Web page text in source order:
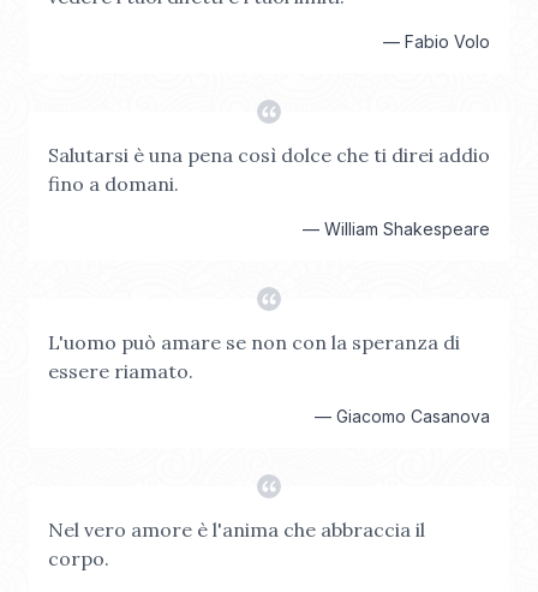
— Fabio Volo
Salutarsi è una pena così dolce che ti direi addio
fino a domani.
— William Shakespeare
L'uomo può amare se non con la speranza di
essere riamato.
— Giacomo Casanova
Nel vero amore è l'anima che abbraccia il
corpo.